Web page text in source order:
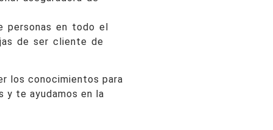
personas en todo el
de ser cliente de
los conocimientos para
y te ayudamos en la